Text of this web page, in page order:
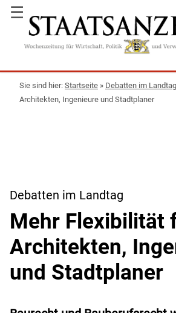
☰
Startseite » Debatten im Landtag
Architekten, Ingenieure und Stadtplaner
Debatten im Landtag
Mehr Flexibilität
Architekten,
und Stadtplaner